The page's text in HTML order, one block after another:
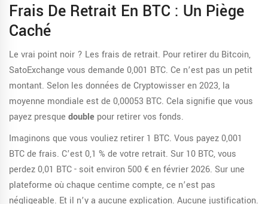
Frais De Retrait En BTC : Un Piège
Caché
Le vrai point noir ? Les frais de retrait. Pour retirer du Bitcoin,
SatoExchange vous demande 0,001 BTC. Ce n’est pas un petit
montant. Selon les données de Cryptowisser en 2023, la
moyenne mondiale est de 0,00053 BTC. Cela signifie que vous
payez presque double pour retirer vos fonds.
Imaginons que vous vouliez retirer 1 BTC. Vous payez 0,001
BTC de frais. C’est 0,1 % de votre retrait. Sur 10 BTC, vous
perdez 0,01 BTC - soit environ 500 € en février 2026. Sur une
plateforme où chaque centime compte, ce n’est pas
négligeable. Et il n’y a aucune explication. Aucune justification.